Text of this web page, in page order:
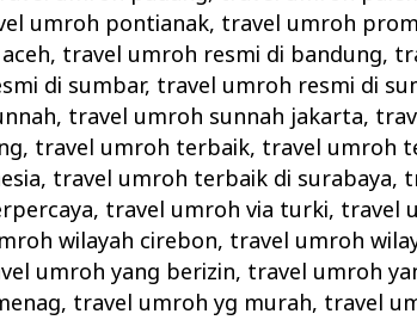
umroh pontianak, travel umroh
, travel umroh resmi di bandung,
di sumbar, travel umroh resmi di
, travel umroh sunnah jakarta,
, travel umroh terbaik, travel umroh
, travel umroh terbaik di surabaya,
, travel umroh via turki, travel
wilayah cirebon, travel umroh
umroh yang berizin, travel umroh
, travel umroh yg murah, travel